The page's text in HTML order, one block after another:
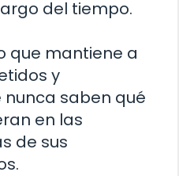
del tiempo.
que mantiene a
y
saben qué
en las
de sus